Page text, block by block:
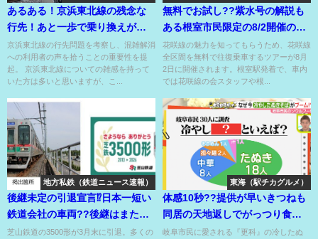
あるある！京浜東北線の残念な
行先！あと一歩で乗り換えがで
きたり目的地に着いたり…
京浜東北線の行先問題を考察し、混雑解消
への利用者の声を拾うことの重要性を提
起。 京浜東北線についての雑感を持って
いた方は多いと思いますが、こ...
無料でお試し??紫水号の解説も
ある根室市民限定の8/2開催の花
咲線全線試乗ツアー??
花咲線の魅力を知ってもらうため、花咲線
全区間を無料で往復乗車するツアーが8月
2日に開催されます。根室駅発着で、車内
では花咲線の会スタッフや根...
地方私鉄（鉄道ニュース速報）
後継未定の引退宣言⁉日本一短い
鉄道会社の車両??後継はまた京
成のおさがりか？
芝山鉄道の3500形が3月末に引退。多くの
東海（駅チカグルメ）
体感10秒??提供が早いきつねも
同居の天地返しでがっつり食べ
る冷したぬき??
岐阜市民に愛される『更科』の冷したぬ